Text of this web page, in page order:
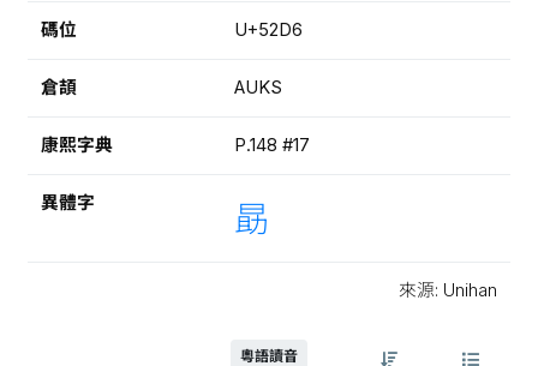
碼位 U+52D6
倉頡 AUKS
康熙字典 P.148 #17
異體字 勗
來源: Unihan
粵語讀音